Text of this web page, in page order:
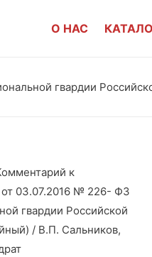
О НАС
гвардии
к
03.07.2016 № 226- ФЗ
гвардии Российской
/ В.П. Сальников,